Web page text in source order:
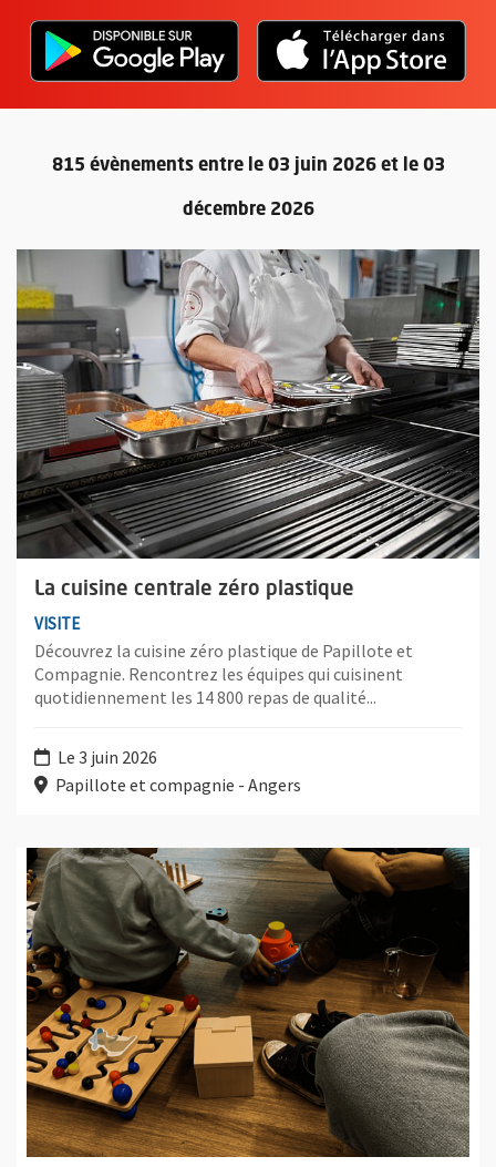
L'application "Vivre à Angers" -
, Ouvre une nouvelle fenêtre ,
815 évènements entre le 03 juin 2026 et le 03
décembre 2026
Retour au formulaire de
La cuisine centrale zéro plastique
VISITE
Découvrez la cuisine zéro plastique de Papillote et
Compagnie. Rencontrez les équipes qui cuisinent
quotidiennement les 14 800 repas de qualité...
Le 3 juin 2026
Papillote et compagnie - Angers
Plus d'information sur l'évènement : La cuisine centrale zéro
Plus d'information sur l'évènement : Parent(aise)